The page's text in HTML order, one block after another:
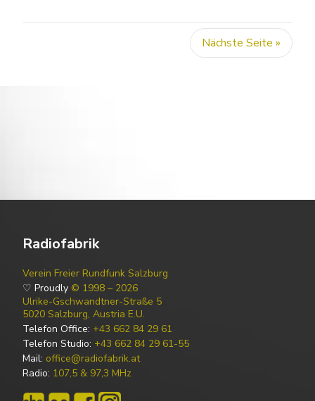
Nächste Seite »
Radiofabrik
Verein Freier Rundfunk Salzburg
♡ Proudly © 1998 – 2026
Ulrike-Gschwandtner-Straße 5
5020 Salzburg, Austria E.U.
Telefon Office: +43 662 84 29 61
Telefon Studio: +43 662 84 29 61-55
Mail: office@radiofabrik.at
Radio: 107,5 & 97,3 MHz